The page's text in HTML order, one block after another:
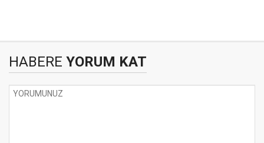
HABERE YORUM KAT